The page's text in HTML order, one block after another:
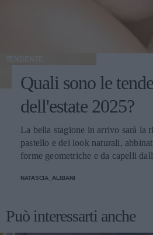
TENDENZE
Quali sono le
dell'estate 2025?
La bella stagione in arrivo sarà la
pastello e dei look naturali,
forme geometriche e da capelli
NATASCIA_ALIBANI
Può interessarti anche